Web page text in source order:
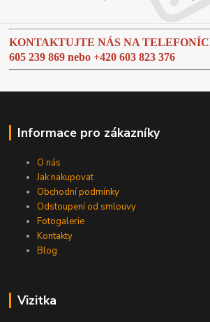
KONTAKTUJTE NÁS NA
605 239 869 nebo+420 603 823 376
Informace pro zákazníky
O nás
Jak nakupovat
Obchodní podmínky
Odstoupení od smlouvy
Fotogalerie
Kontakty
Blog
Vizitka